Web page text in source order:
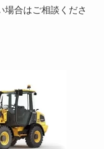
場合はご相談くださ